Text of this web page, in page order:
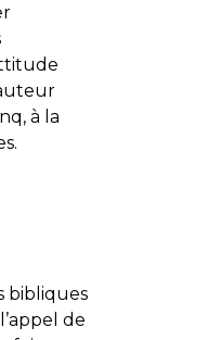
à la
bibliques
de